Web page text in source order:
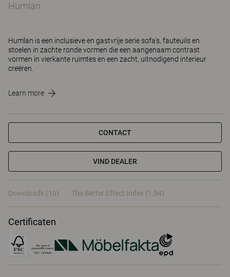
Humlan
Humlan is een inclusieve en gastvrije serie sofa's, fauteuils en
stoelen in zachte ronde vormen die een aangenaam contrast
vormen in vierkante ruimtes en een zacht, uitnodigend interieur
creëren.
Learn more
CONTACT
VIND DEALER
Downloads (10) The Better Effect Index (1,94)
Certificaten